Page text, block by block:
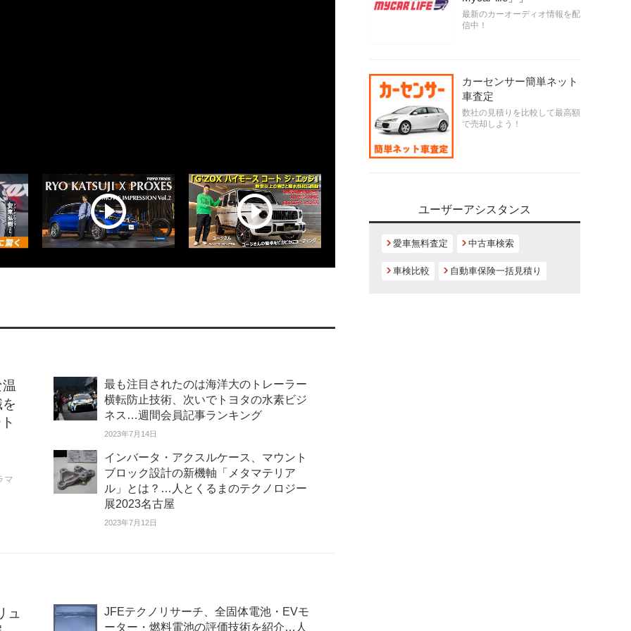
マ
最も注目されたのは海洋大のトレーラー
横転防止技術、次いでトヨタの水素ビジ
ネス…週間会員記事ランキング
2023年7月14日
インバータ・アクスルケース、マウント
ブロック設計の新機軸「メタマテリア
ル」とは？…人とくるまのテクノロジー
展2023名古屋
2023年7月12日
ュ
JFEテクノリサーチ、全固体電池・EVモ
ーター・燃料電池の評価技術を紹介…人
最新のカーオーディオ情報を配
信中！
カーセンサー簡単ネット
車査定
数社の見積りを比較して最高額
で売却しよう！
ユーザーアシスタンス
愛車無料査定 中古車検索
車検比較 自動車保険一括見積り